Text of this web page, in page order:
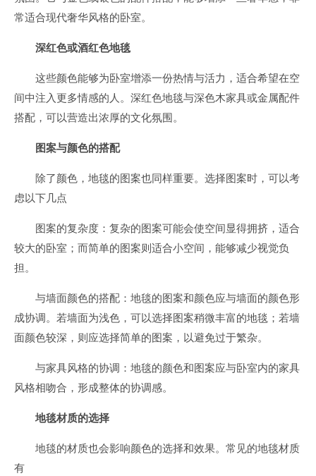
常适合现代奢华风格的卧室。
深红色或酒红色地毯
这些颜色能够为卧室增添一份热情与活力，适合希望在空
间中注入更多情感的人。深红色地毯与深色木家具或金属配件
搭配，可以营造出浓厚的文化氛围。
图案与颜色的搭配
除了颜色，地毯的图案也同样重要。选择图案时，可以考
虑以下几点
图案的复杂度：复杂的图案可能会使空间显得拥挤，适合
较大的卧室；而简单的图案则适合小空间，能够减少视觉负
担。
与墙面颜色的搭配：地毯的图案和颜色应与墙面的颜色形
成协调。若墙面为浅色，可以选择图案稍微丰富的地毯；若墙
面颜色较深，则应选择简单的图案，以避免过于繁杂。
与家具风格的协调：地毯的颜色和图案应与卧室内的家具
风格相吻合，形成整体的协调感。
地毯材质的选择
地毯的材质也会影响颜色的选择和效果。常见的地毯材质
有